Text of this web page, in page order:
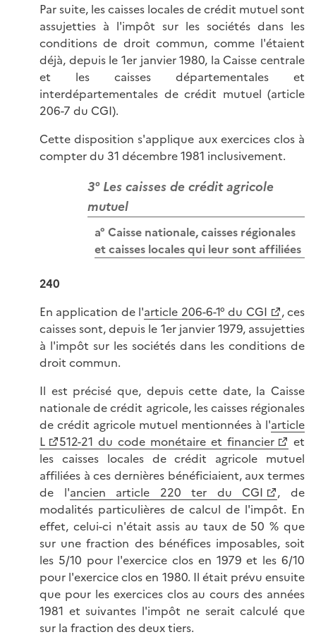
Par suite, les caisses locales de crédit mutuel sont
assujetties à l'impôt sur les sociétés dans les
conditions de droit commun, comme l'étaient
déjà, depuis le 1er janvier 1980, la Caisse centrale
et les caisses départementales et
interdépartementales de crédit mutuel (article
206-7 du CGI).
Cette disposition s'applique aux exercices clos à
compter du 31 décembre 1981 inclusivement.
3° Les caisses de crédit agricole
mutuel
a° Caisse nationale, caisses régionales
et caisses locales qui leur sont affiliées
240
En application de l'article 206-6-1° du CGI
, ces
caisses sont, depuis le 1er janvier 1979, assujetties
à l'impôt sur les sociétés dans les conditions de
droit commun.
Il est précisé que, depuis cette date, la Caisse
nationale de crédit agricole, les caisses régionales
de crédit agricole mutuel mentionnées à l'article
L
512-21 du code monétaire et financier
et
les caisses locales de crédit agricole mutuel
affiliées à ces dernières bénéficiaient, aux termes
de l'ancien article 220 ter du CGI
, de
modalités particulières de calcul de l'impôt. En
effet, celui-ci n'était assis au taux de 50 % que
sur une fraction des bénéfices imposables, soit
les 5/10 pour l'exercice clos en 1979 et les 6/10
pour l'exercice clos en 1980. Il était prévu ensuite
que pour les exercices clos au cours des années
1981 et suivantes l'impôt ne serait calculé que
sur la fraction des deux tiers.